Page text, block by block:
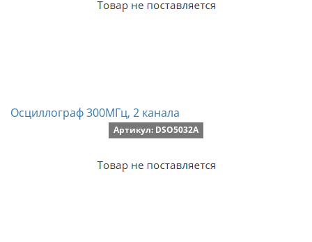
Осциллограф 300МГц, 2 канала
Артикул: DSO5032A